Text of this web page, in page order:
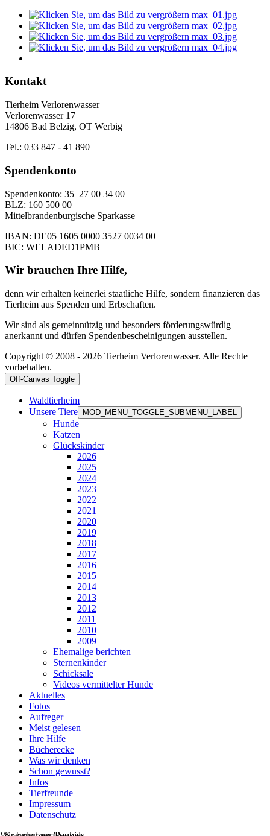
Kontakt
Tierheim Verlorenwasser
Verlorenwasser 17
14806 Bad Belzig, OT Werbig
Tel.: 033 847 - 41 890
Spendenkonto
Spendenkonto: 35 27 00 34 00
BLZ: 160 500 00
Mittelbrandenburgische Sparkasse
IBAN: DE05 1605 0000 3527 0034 00
BIC: WELADED1PMB
Wir brauchen Ihre Hilfe,
denn wir erhalten keinerlei staatliche Hilfe, sondern finanzieren das
Tierheim aus Spenden und Erbschaften.
Wir sind als gemeinnützig und besonders förderungswürdig
anerkannt und dürfen Spendenbescheinigungen ausstellen.
Copyright © 2008 - 2026 Tierheim Verlorenwasser. Alle Rechte
vorbehalten.
Off-Canvas Toggle
Waldtierheim
Unsere Tiere
MOD_MENU_TOGGLE_SUBMENU_LABEL
Hunde
Katzen
Glückskinder
2026
2025
2024
2023
2022
2021
2020
2019
2018
2017
2016
2015
2014
2013
2012
2011
2010
2009
Ehemalige berichten
Sternenkinder
Schicksale
Videos vermittelter Hunde
Aktuelles
Fotos
Aufreger
Meist gelesen
Ihre Hilfe
Bücherecke
Was wir denken
Schon gewusst?
Infos
Tierfreunde
Impressum
Datenschutz